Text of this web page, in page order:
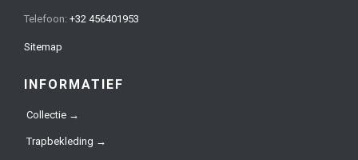
Telefoon: +32 456401953
Sitemap
INFORMATIEF
Collectie →
Trapbekleding →